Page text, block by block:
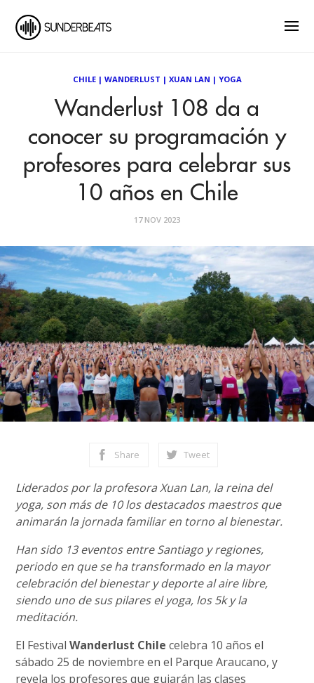
CHILE| WANDERLUST | XUAN LAN | YOGA
Wanderlust 108 da a
conocer su programación y
profesores para celebrar sus
10 años en Chile
17 NOV 2023
Share Tweet
Liderados por la profesora Xuan Lan, la reina del
yoga, son más de 10 los destacados maestros que
animarán la jornada familiar en torno al bienestar.
Han sido 13 eventos entre Santiago y regiones,
periodo en que se ha transformado en la mayor
celebración del bienestar y deporte al aire libre,
siendo uno de sus pilares el yoga, los 5k y la
meditación.
El FestivalWanderlust Chile celebra 10 años el
sábado 25 de noviembre en el Parque Araucano, y
revela los profesores que guiarán las clases